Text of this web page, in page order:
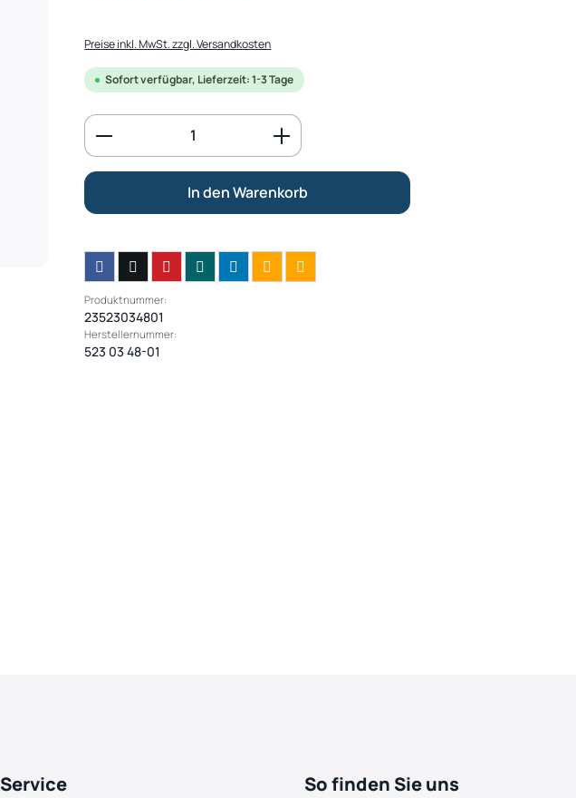
Preise inkl. MwSt. zzgl. Versandkosten
Sofort verfügbar, Lieferzeit: 1-3 Tage
Produkt Anzahl: Gib den gewünschten Wert
In den Warenkorb
Produktnummer:
23523034801
Herstellernummer:
523 03 48-01
Service So finden Sie uns